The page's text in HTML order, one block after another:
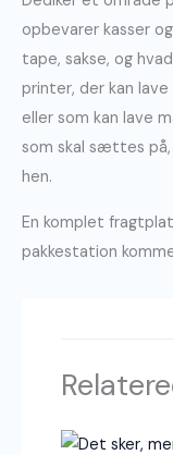
opbevarer kasser
tape, sakse, og
printer, der kan
eller som kan lave
som skal sættes
hen.
En komplet
pakkestation